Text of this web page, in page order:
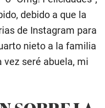
debido a que la
de Instagram para
nieto a la familia
vez seré abuela, mi